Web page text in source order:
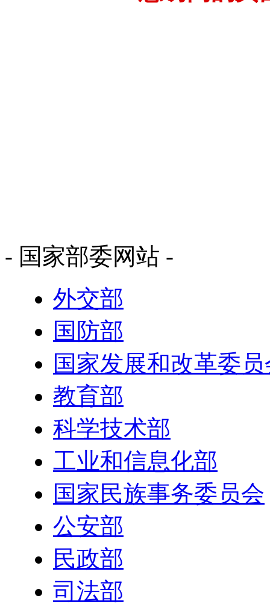
- 国家部委网站 -
外交部
国防部
国家发展和改革委
教育部
科学技术部
工业和信息化部
国家民族事务委员会
公安部
民政部
司法部